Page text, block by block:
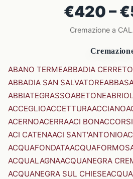
€420 –
Cremazione a
ABANO TERMEABBADIA CERRETO
ABBADIA SAN SALVATORE
ABBIATEGRASSOABETONE
ACCEGLIOACCETTURAACCIANO
ACERNOACERRAACI BONACCORSI
ACI CATENAACI SANT'ANTONIO
ACQUAFONDATA
ACQUALAGNAACQUANEGRA
ACQUANEGRA SUL CHIESE